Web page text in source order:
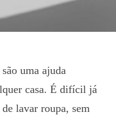
uma ajuda
casa. É difícil já
lavar roupa, sem